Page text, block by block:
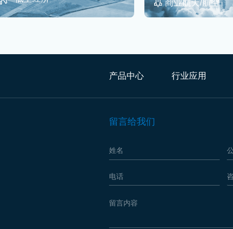
商业航天/航空
产品中心 行业应用
留言给我们